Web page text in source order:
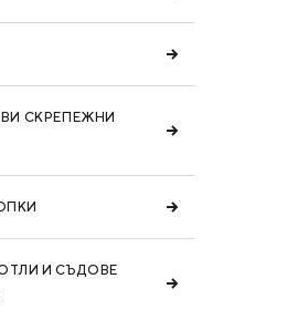
СКРЕПЕЖНИ
И СЪДОВЕ